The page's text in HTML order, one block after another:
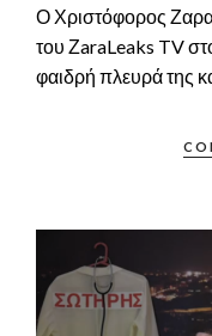
Ο Χριστόφορος
του ΖaraLeaks TV
φαιδρή πλευρά της